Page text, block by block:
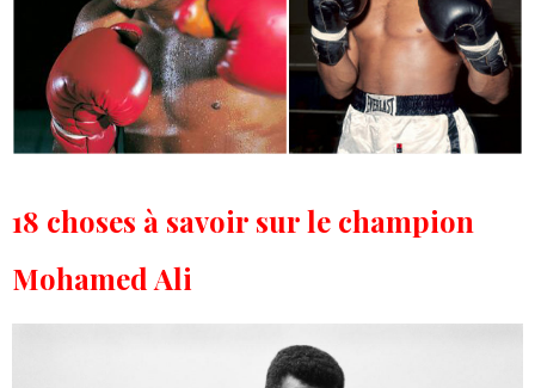
18 choses à savoir sur le champion
Mohamed Ali